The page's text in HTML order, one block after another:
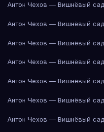
Антон Чехов — Вишнёвый сад
Антон Чехов — Вишнёвый сад
Антон Чехов — Вишнёвый сад
Антон Чехов — Вишнёвый сад
Антон Чехов — Вишнёвый сад
Антон Чехов — Вишнёвый сад
Антон Чехов — Вишнёвый сад